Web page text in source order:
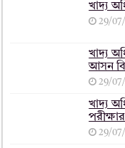
খাদ্য
29/
খাদ্য
আসন
29/
খাদ্য
29/